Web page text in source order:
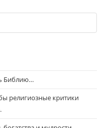
Библию…
религиозные критики